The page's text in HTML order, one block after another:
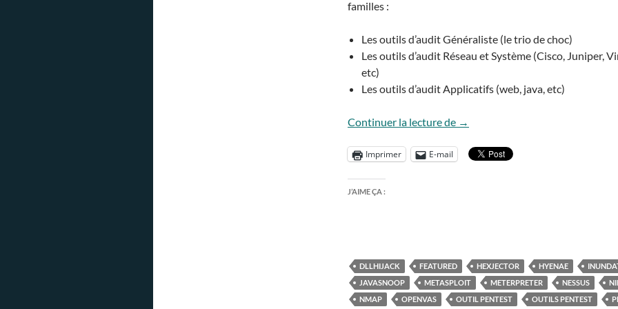
familles :
Les outils d’audit Généraliste (le trio de choc)
Les outils d’audit Réseau et Système (Cisco, Juniper,
etc)
Les outils d’audit Applicatifs (web, java, etc)
Continuer la lecture de Quelques outils de pentest et
→
Imprimer E-mail
J’AIME ÇA :
DLLHIJACK FEATURED HEXJECTOR HYENAE
JAVASNOOP
METASPLOIT METERPRETER NESSUS
NMAP
OPENVAS OUTIL PENTEST OUTILS PENTEST